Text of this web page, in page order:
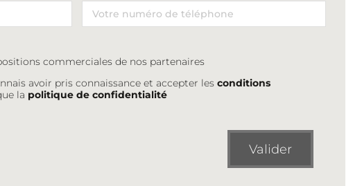
commerciales de nos partenaires
avoir pris connaissance et accepter lesconditions
la politique de confidentialité
Valider